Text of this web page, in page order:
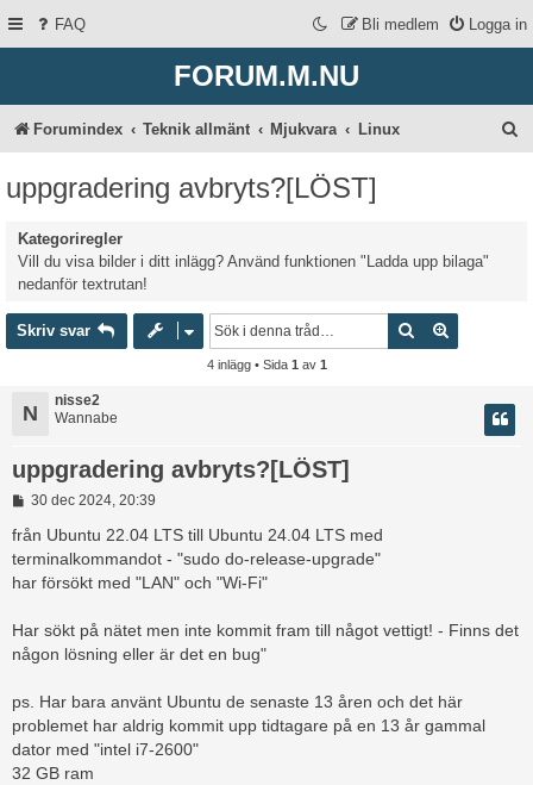
FAQ Logga in
Bli medlem
FORUM.M.NU
Forumindex Teknik allmänt Mjukvara Linux
uppgradering avbryts?[LÖST]
Kategoriregler
Vill du visa bilder i ditt inlägg? Använd funktionen "Ladda upp bilaga"
nedanför textrutan!
Skriv svar Sök
4 inlägg • Sida 1 av 1
N
nisse2
Wannabe
uppgradering avbryts?[LÖST]
l
g
g
30 dec 2024, 20:39
från Ubuntu 22.04 LTS till Ubuntu 24.04 LTS med
terminalkommandot - "sudo do-release-upgrade"
har försökt med "LAN" och "Wi-Fi"
Har sökt på nätet men inte kommit fram till något vettigt! - Finns det
någon lösning eller är det en bug"
ps. Har bara använt Ubuntu de senaste 13 åren och det här
problemet har aldrig kommit upp tidtagare på en 13 år gammal
dator med "intel i7-2600"
32 GB ram